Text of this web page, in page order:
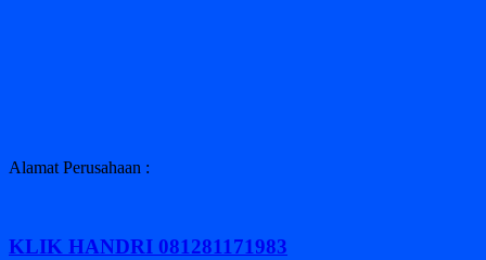
Alamat Perusahaan :
KLIK HANDRI 081281171983